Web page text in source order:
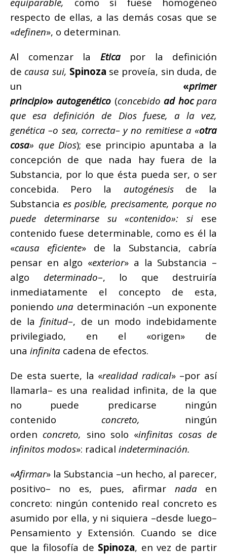
respecto de ellas, a las demás cosas que se
«definen», o determinan.
Al comenzar la Etica
por la definición
de causa sui, Spinoza se proveía, sin duda, de
un «primer
principio» autogenético (concebido ad hocpara
que esa definición de Dios fuese, a la vez,
genética –o sea, correcta– y no remitiese a «otra
cosa» que Dios); ese principio apuntaba a la
concepción de que nada hay fuera de la
Substancia, por lo que ésta pueda ser, o ser
concebida. Pero la autogénesisde la
Substancia es posible, precisamente, porque no
puede determinarse su «contenido»: si ese
contenido fuese determinable, como es él la
«causa eficiente» de la Substancia, cabría
pensar en algo «exterior» a la Substancia –
algo determinado–, lo que destruiría
inmediatamente el concepto de esta,
poniendo una determinación –un exponente
de la finitud–, de un modo indebidamente
privilegiado, en el «origen» de
una infinita cadena de efectos.
De esta suerte, la «realidad radical» –por así
llamarla– es una realidad infinita, de la que
no puede predicarse ningún
contenido concreto, ningún
orden concreto, sino solo «infinitas cosas de
infinitos modos»: radical indeterminación.
«Afirmar» la Substancia –un hecho, al parecer,
positivo– no es, pues, afirmar nada en
concreto: ningún contenido real concreto es
asumido por ella, y ni siquiera –desde luego–
Pensamiento y Extensión. Cuando se dice
que la filosofía de Spinoza, en vez de partir